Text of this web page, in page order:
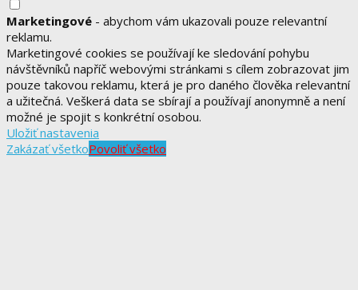
Marketingové - abychom vám ukazovali pouze relevantní
reklamu.
Marketingové cookies se používají ke sledování pohybu
návštěvníků napříč webovými stránkami s cílem zobrazovat jim
pouze takovou reklamu, která je pro daného člověka relevantní
a užitečná. Veškerá data se sbírají a používají anonymně a není
možné je spojit s konkrétní osobou.
Uložiť nastavenia
Zakázať všetkoPovoliť všetko